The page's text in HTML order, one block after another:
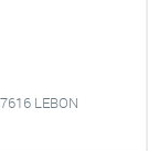
LEBON